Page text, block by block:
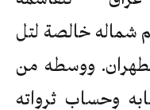
شماله خالصة لتل
ووسطه من
وحساب ثرواته